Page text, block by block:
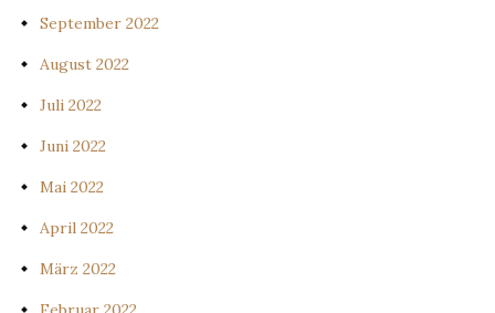
September 2022
August 2022
Juli 2022
Juni 2022
Mai 2022
April 2022
März 2022